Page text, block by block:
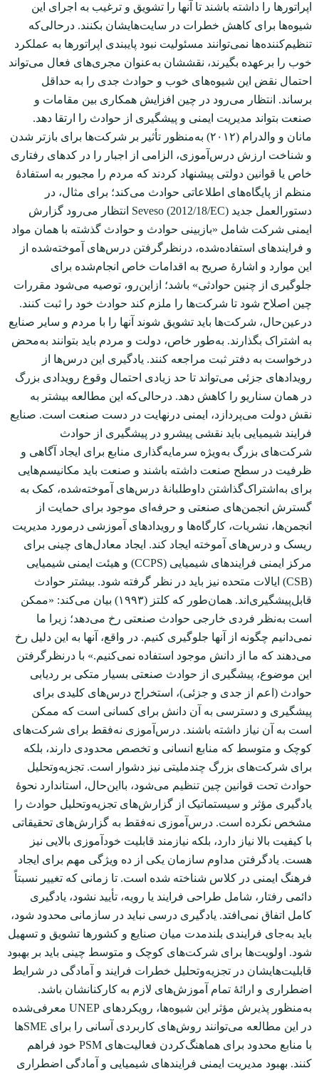
اپراتورها را داشته باشند تا آن‏ها را تشویق و ترغیب به اجرای این
شیوه‌ها برای کاهش خطرات در سایت‌هایشان بکنند. درحالی‌که
تنظیم‌کننده‌ها نمی‌توانند مسئولیت نبود پایبندی اپراتورها به عملکرد
خوب را برعهده بگیرند، نقششان به‌عنوان مجری‌های فعال می‌تواند
احتمال نقض این شیوه‌های خوب و حوادث جدی را به حداقل
برساند. انتظار می‌رود در چین افزایش همکاری بین مقامات و
صنعت بتواند مدیریت ایمنی و پیشگیری از حوادث را ارتقا دهد.
مانان و والدرام (۲۰۱۲) به‌منظور تأثیر بر شرکت‌ها برای بازتر شدن
و شناخت ارزش درس‌آموزی، الزامی از اجبار را در کدهای رفتاری
خاص یا قوانین دولتی پیشنهاد کردند که مردم را مجبور به استفادۀ
منظم از پایگاه‌های اطلاعاتی حوادث می‌کند؛ برای مثال، در
دستورالعمل جدید Seveso (2012/18/EC) انتظار می‌رود گزارش
ایمنی شرکت شامل «بازبینی حوادث و حوادث گذشته با همان مواد
و فرایندهای استفاده‌شده، درنظرگرفتن درس‌های آموخته‌شده از
این موارد و اشارۀ صریح به اقدامات خاص انجام‌شده برای
جلوگیری از چنین حوادثی» باشد؛ از‌این‌رو، توصیه می‌شود مقررات
چین اصلاح شود تا شرکت‌ها را ملزم کند حوادث خود را ثبت کنند.
درعین‌حال، شرکت‌ها باید تشویق شوند آن‏ها را با مردم و سایر صنایع
به اشتراک بگذارند. به‌طور خاص، دولت و مردم باید بتوانند به‌محض
درخواست به دفتر ثبت مراجعه کنند. یادگیری این درس‌ها از
رویدادهای جزئی می‌تواند تا حد زیادی احتمال وقوع رویدادی بزرگ
در همان سناریو را کاهش دهد. در‌حالی‌که این مطالعه بیشتر به
نقش دولت می‌پردازد، ایمنی درنهایت در دست صنعت است. صنایع
فرایند شیمیایی باید نقشی پیشرو در پیشگیری از حوادث
شرکت‌های بزرگ به‌ویژه سرمایه‌گذاری منابع برای ایجاد آگاهی و
ظرفیت در سطح صنعت داشته باشند و صنعت باید مکانیسم‌هایی
برای به‌اشتراک‌گذاشتن داوطلبانۀ درس‌های آموخته‌شده، کمک به
گسترش انجمن‌های صنعتی و حرفه‌ای موجود برای حمایت از
انجمن‌ها، نشریات، کارگاه‌ها و رویدادهای آموزشی درمورد مدیریت
ریسک و درس‌های آموخته ایجاد کند. ایجاد معادل‌های چینی برای
مرکز ایمنی فرایندهای شیمیایی (CCPS) و هیئت ایمنی شیمیایی
(CSB) ایالات متحده نیز باید در نظر گرفته شود. بیشتر حوادث
قابل‌پیشگیری‌اند. همان‌طور که کلتز (۱۹۹۳) بیان می‌کند: «ممکن
است به‌نظر فردی خارجی حوادث صنعتی رخ می‌دهد؛ زیرا ما
نمی‌دانیم چگونه از آن‏ها جلوگیری کنیم. در واقع، آن‏ها به این دلیل رخ
می‌دهند که ما از دانش موجود استفاده نمی‌کنیم.» با در‌نظرگرفتن
این موضوع، پیشگیری از حوادث صنعتی بسیار متکی بر ردیابی
حوادث (اعم از جدی و جزئی)، استخراج درس‌های کلیدی برای
پیشگیری و دسترسی به آن دانش برای کسانی است که ممکن
است به آن نیاز داشته باشند. درس‌آموزی نه‌فقط برای شرکت‌های
کوچک و متوسط که منابع انسانی و تخصص محدودی دارند، بلکه
برای شرکت‌های بزرگ چندملیتی نیز دشوار است. تجزیه‌و‌تحلیل
حوادث تحت قوانین چین تنظیم می‌شود، با‌این‌حال، استاندارد نحوۀ
یادگیری مؤثر و سیستماتیک از گزارش‌های تجزیه‌و‌تحلیل حوادث را
مشخص نکرده است. درس‌آموزی نه‌فقط به گزارش‌های تحقیقاتی
با کیفیت بالا نیاز دارد، بلکه نیازمند قابلیت خودآموزی بالایی نیز
هست. یادگرفتن مداوم سازمان یکی از ده ویژگی مهم برای ایجاد
فرهنگ ایمنی در کلاس شناخته شده است. تا زمانی که تغییر نسبتاً
دائمی رفتار، شامل طراحی فرایند یا رویه، تأیید نشود، یادگیری
کامل اتفاق نمی‌افتد. یادگیری درسی نباید در سازمانی محدود شود،
باید به‌جای فرایندی بلندمدت میان صنایع و کشورها تشویق و تسهیل
شود. اولویت‌ها برای شرکت‌های کوچک و متوسط چینی باید بر بهبود
قابلیت‌هایشان در تجزیه‌و‌تحلیل خطرات فرایند و آمادگی در شرایط
اضطراری و ارائۀ تمام آموزش‌های لازم به کارکنانشان باشد.
به‌منظور پذیرش مؤثر این شیوه‌ها، رویکردهای UNEP معرفی‌شده
در این مطالعه می‌توانند روش‌های کاربردی آسانی را برای SMEها
با منابع محدود برای هماهنگ‌کردن فعالیت‌های PSM خود فراهم
کنند. بهبود مدیریت ایمنی فرایندهای شیمیایی و آمادگی اضطراری